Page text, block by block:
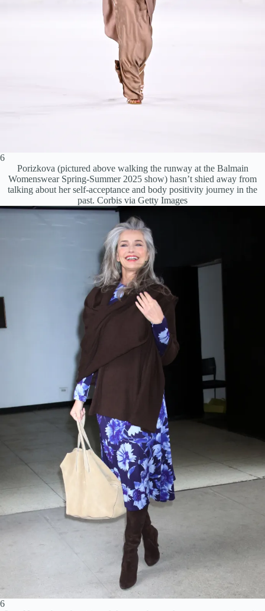
6
Porizkova (pictured above walking the runway at the Balmain
Womenswear Spring-Summer 2025 show) hasn’t shied away from
talking about her self-acceptance and body positivity journey in the
past. Corbis via Getty Images
6